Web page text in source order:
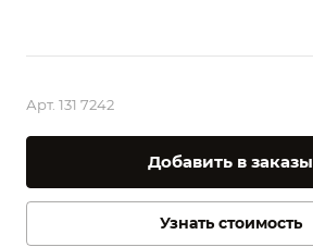
Арт. 131 7242
Добавить в заказы
Узнать стоимость